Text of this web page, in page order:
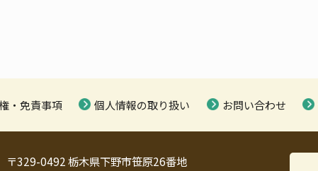
・免責事項 個人情報の取り扱い お問い合わせ
〒329-0492 栃木県下野市笹原26番地